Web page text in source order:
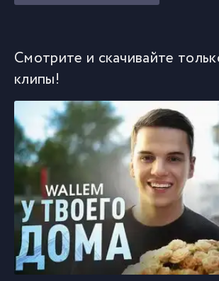
Смотрите и скачивайте
клипы!